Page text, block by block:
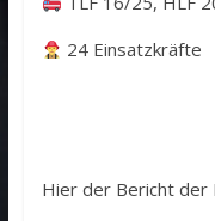
24 Einsatzkräfte
Hier der Bericht der